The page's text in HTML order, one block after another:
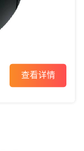
查看详情